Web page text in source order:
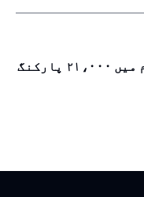
دبئی میں سالک نظام میں ۲۱،۰۰۰ پارکنگ